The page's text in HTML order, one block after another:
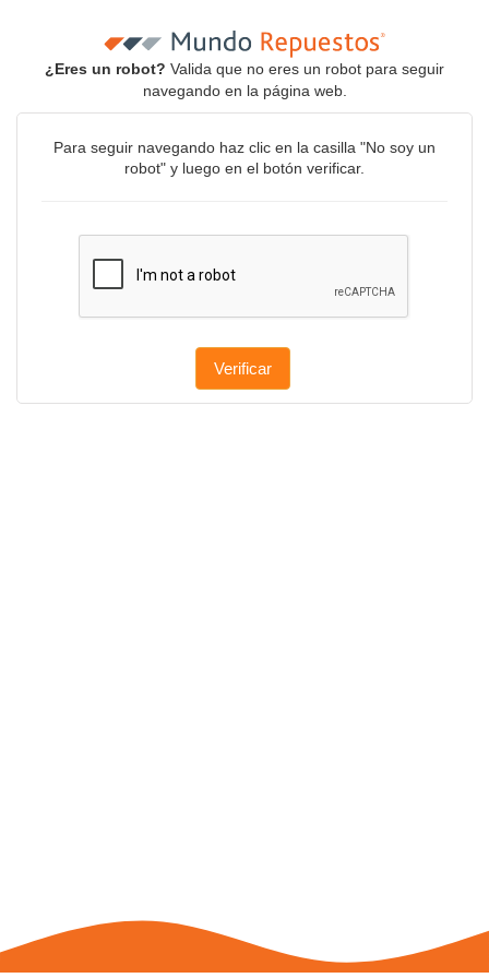
¿Eres un robot? Valida que no eres un robot para seguir
navegando en la página web.
Para seguir navegando haz clic en la casilla "No soy un
robot" y luego en el botón verificar.
Verificar